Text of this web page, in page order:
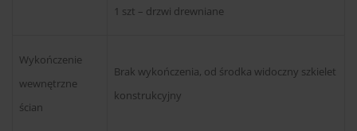
1 szt – drzwi drewniane
Wykończenie
wewnętrzne
ścian
Brak wykończenia, od środka widoczny szkielet
konstrukcyjny